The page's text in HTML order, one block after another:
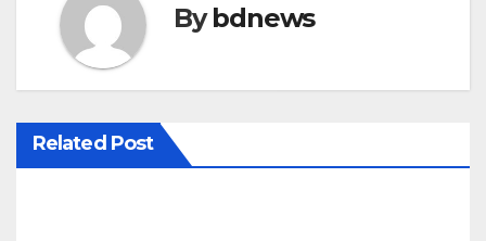
n
a
v
i
Bybdnews
Related Post